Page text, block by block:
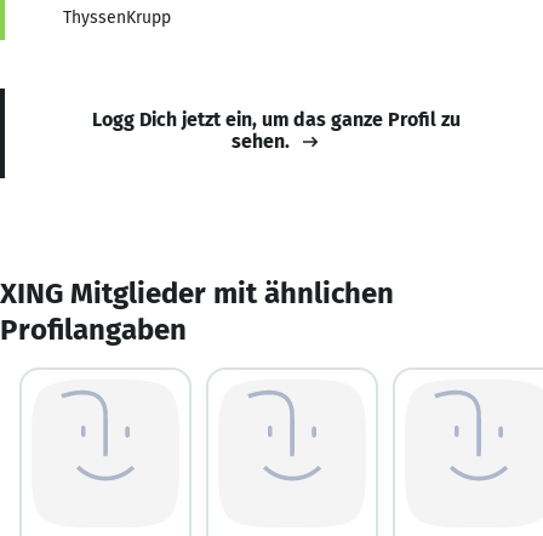
ThyssenKrupp
Logg Dich jetzt ein, um das ganze Profil zu
sehen.
XING Mitglieder mit ähnlichen
Profilangaben